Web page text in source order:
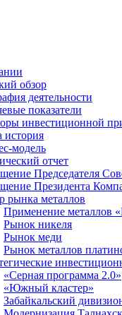
обзор
деятельности
показатели
инвестиционной
модель
отчет
Председателя
Президента
рынка металлов
Применение металлов
Рынок никеля
Рынок меди
Рынок металлов
«Серная программа 2.0»
«Южный кластер»
Забайкальский